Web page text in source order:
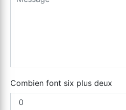
Combien font six plus deux